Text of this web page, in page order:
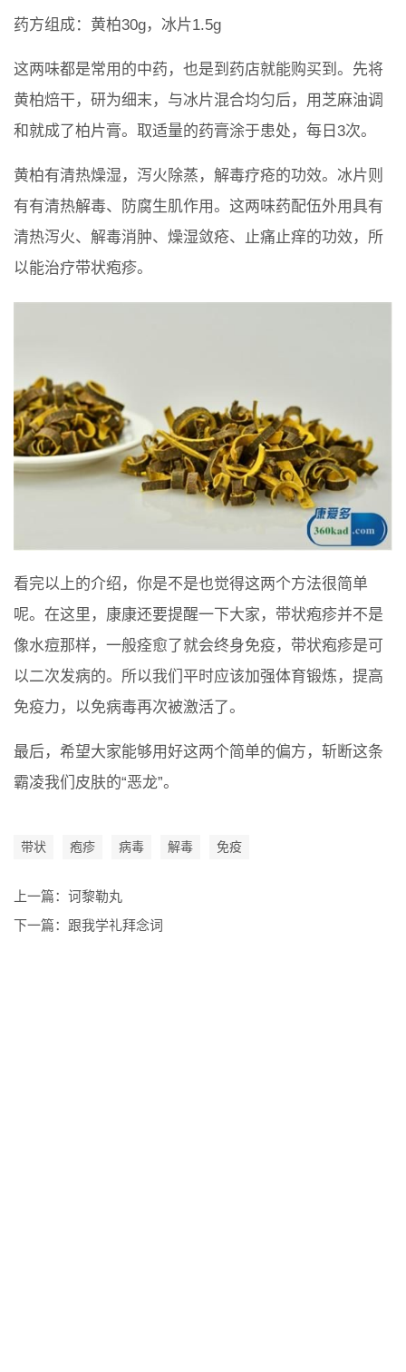
药方组成：黄柏30g，冰片1.5g
这两味都是常用的中药，也是到药店就能购买到。先将
黄柏焙干，研为细末，与冰片混合均匀后，用芝麻油调
和就成了柏片膏。取适量的药膏涂于患处，每日3次。
黄柏有清热燥湿，泻火除蒸，解毒疗疮的功效。冰片则
有有清热解毒、防腐生肌作用。这两味药配伍外用具有
清热泻火、解毒消肿、燥湿敛疮、止痛止痒的功效，所
以能治疗带状疱疹。
看完以上的介绍，你是不是也觉得这两个方法很简单
呢。在这里，康康还要提醒一下大家，带状疱疹并不是
像水痘那样，一般痊愈了就会终身免疫，带状疱疹是可
以二次发病的。所以我们平时应该加强体育锻炼，提高
免疫力，以免病毒再次被激活了。
最后，希望大家能够用好这两个简单的偏方，斩断这条
霸凌我们皮肤的“恶龙”。
带状 疱疹 病毒 解毒 免疫
上一篇： 诃黎勒丸
下一篇： 跟我学礼拜念词